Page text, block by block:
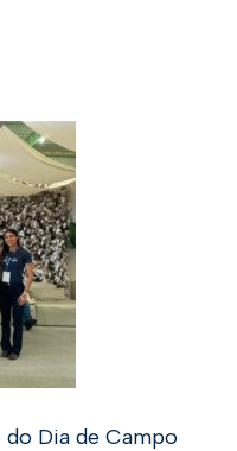
Dia de Campo